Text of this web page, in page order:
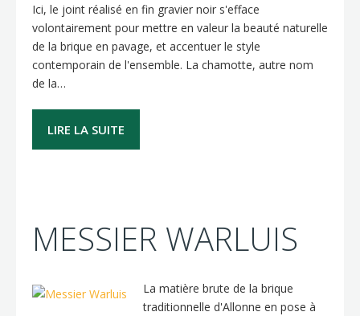
Ici, le joint réalisé en fin gravier noir s'efface
volontairement pour mettre en valeur la beauté naturelle
de la brique en pavage, et accentuer le style
contemporain de l'ensemble. La chamotte, autre nom
de la…
LIRE LA SUITE
MESSIER WARLUIS
La matière brute de la brique
traditionnelle d'Allonne en pose à